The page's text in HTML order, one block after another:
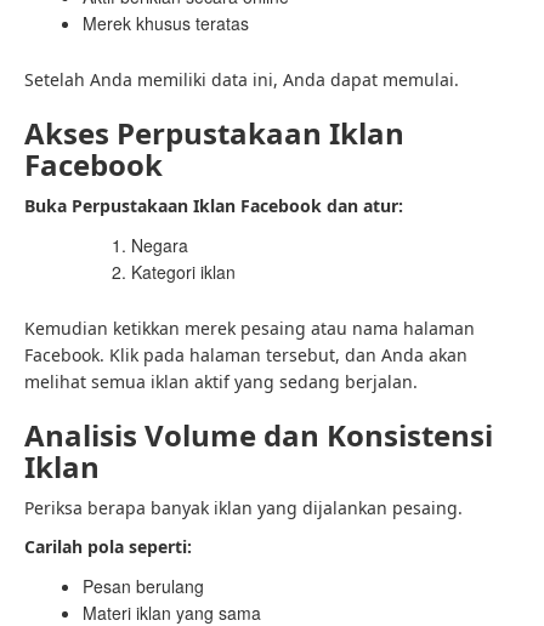
Merek khusus teratas
Setelah Anda memiliki data ini, Anda dapat memulai.
Akses Perpustakaan Iklan
Facebook
Buka Perpustakaan Iklan Facebook dan atur:
Negara
Kategori iklan
Kemudian ketikkan merek pesaing atau nama halaman
Facebook. Klik pada halaman tersebut, dan Anda akan
melihat semua iklan aktif yang sedang berjalan.
Analisis Volume dan Konsistensi
Iklan
Periksa berapa banyak iklan yang dijalankan pesaing.
Carilah pola seperti:
Pesan berulang
Materi iklan yang sama